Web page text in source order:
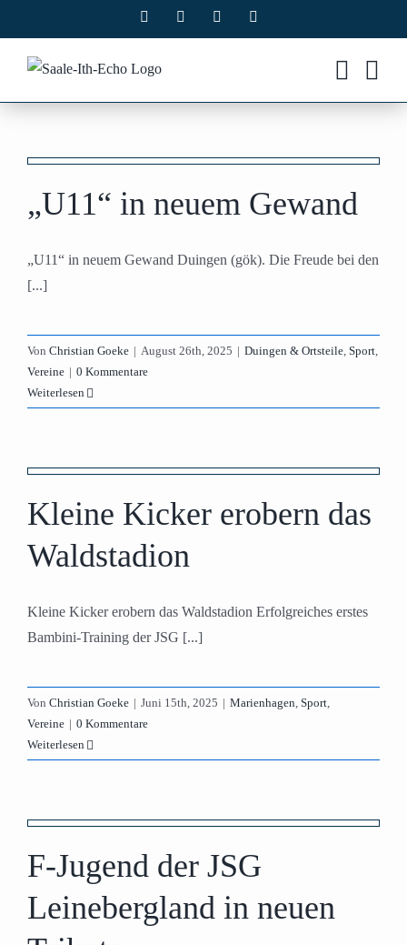
Inhalt
springen
Facebook Instagram
„U11“ in neuem Gewand
„U11“ in neuem Gewand Duingen (gök). Die Freude bei den
[...]
Von Christian Goeke | August 26th, 2025 | Duingen & Ortsteile, Sport,
Vereine | 0 Kommentare
Weiterlesen
Kleine Kicker erobern das
Waldstadion
Kleine Kicker erobern das Waldstadion Erfolgreiches erstes
Bambini-Training der JSG [...]
Von Christian Goeke | Juni 15th, 2025 | Marienhagen, Sport,
Vereine | 0 Kommentare
Weiterlesen
F-Jugend der JSG
Leinebergland in neuen